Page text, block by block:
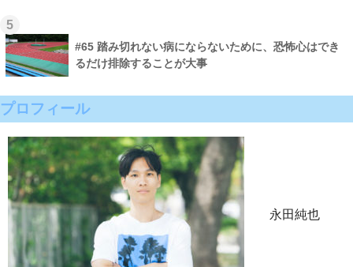
5
#65 踏み切れない病にならないために、恐怖心はでき
るだけ排除することが大事
プロフィール
永田純也